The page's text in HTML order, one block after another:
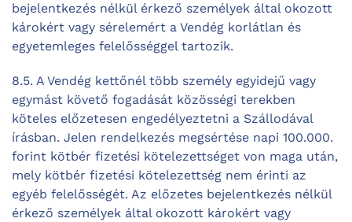
bejelentkezés nélkül érkező személyek által okozott
károkért vagy sérelemért a Vendég korlátlan és
egyetemleges felelősséggel tartozik.
8.5. A Vendég kettőnél több személy egyidejű vagy
egymást követő fogadását közösségi terekben
köteles előzetesen engedélyeztetni a Szállodával
írásban. Jelen rendelkezés megsértése napi 100.000.
forint kötbér fizetési kötelezettséget von maga után,
mely kötbér fizetési kötelezettség nem érinti az
egyéb felelősségét. Az előzetes bejelentkezés nélkül
érkező személyek által okozott károkért vagy